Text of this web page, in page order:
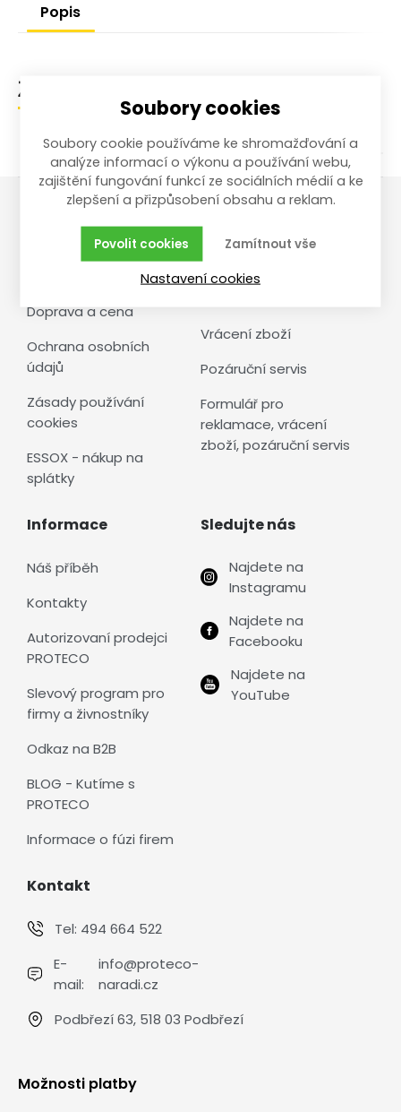
Popis
Zařazení zboží
Vše o nákupu
Obchodní podmínky
Doprava a cena
Ochrana osobních
údajů
Zásady používání
cookies
ESSOX - nákup na
splátky
Reklamace,
vrácení, servis
Vrácení zboží
Pozáruční servis
Formulář pro
reklamace, vrácení
zboží, pozáruční servis
Informace
Náš příběh
Kontakty
Autorizovaní prodejci
PROTECO
Slevový program pro
firmy a živnostníky
Odkaz na B2B
BLOG - Kutíme s
PROTECO
Informace o fúzi firem
Sledujte nás
Najdete na
Instagramu
Najdete na
Facebooku
Najdete na
YouTube
Kontakt
Tel: 494 664 522
E-
mail:
info@proteco-
naradi.cz
Podbřezí 63, 518 03 Podbřezí
Možnosti platby
Soubory cookies
Soubory cookie používáme ke shromažďování a
analýze informací o výkonu a používání webu,
zajištění fungování funkcí ze sociálních médií a ke
zlepšení a přizpůsobení obsahu a reklam.
Zamítnout vše
Povolit cookies
Nastavení cookies